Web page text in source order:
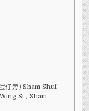
仔旁) Sham Shui
St., Sham